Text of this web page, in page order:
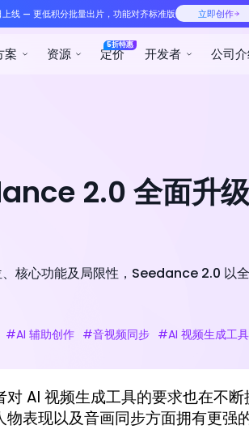
Seedance 2.0 Mini 今日上线 —
2.0 全面升
核心功能及局限性，Seedance 2.0 以
#AI 辅助创作 #音视频同步 #AI 视频生成工具
AI 视频生成工具的要求也在不断
表现以及音画同步方面拥有更强